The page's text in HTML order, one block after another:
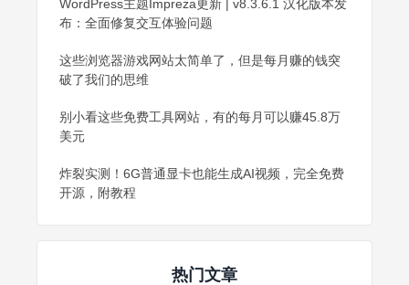
WordPress主题Impreza更新 | v8.3.6.1 汉化版本发
布：全面修复交互体验问题
这些浏览器游戏网站太简单了，但是每月赚的钱突
破了我们的思维
别小看这些免费工具网站，有的每月可以赚45.8万
美元
炸裂实测！6G普通显卡也能生成AI视频，完全免费
开源，附教程
热门文章